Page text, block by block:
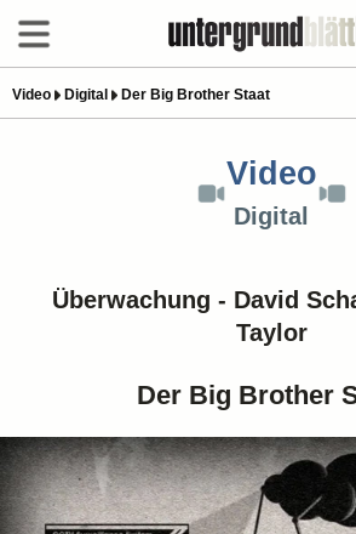
Video Digital Der Big Brother Staat
Video
Digital
Überwachung - David
Taylor
Der Big Brother